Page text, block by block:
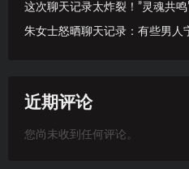
这次聊天记录太炸裂！”灵魂共
朱女士怒晒聊天记录：有些男人
近期评论
您尚未收到任何评论。